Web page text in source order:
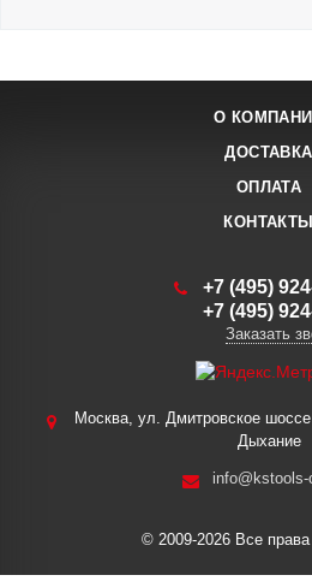
О
ДОСТАВКА
ОПЛАТА
КОНТАКТЫ
+7 (495)
+7 (495)
Заказать
Москва, ул. Дмитровское
Дыхание
© 2009-2026 Все